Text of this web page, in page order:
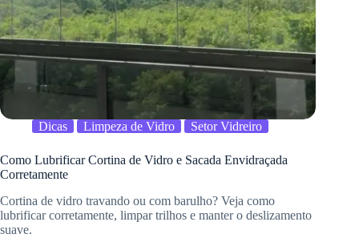
Dicas Limpeza de Vidro Setor Vidreiro
Como Lubrificar Cortina de Vidro e Sacada Envidraçada
Corretamente
Cortina de vidro travando ou com barulho? Veja como
lubrificar corretamente, limpar trilhos e manter o deslizamento
suave.